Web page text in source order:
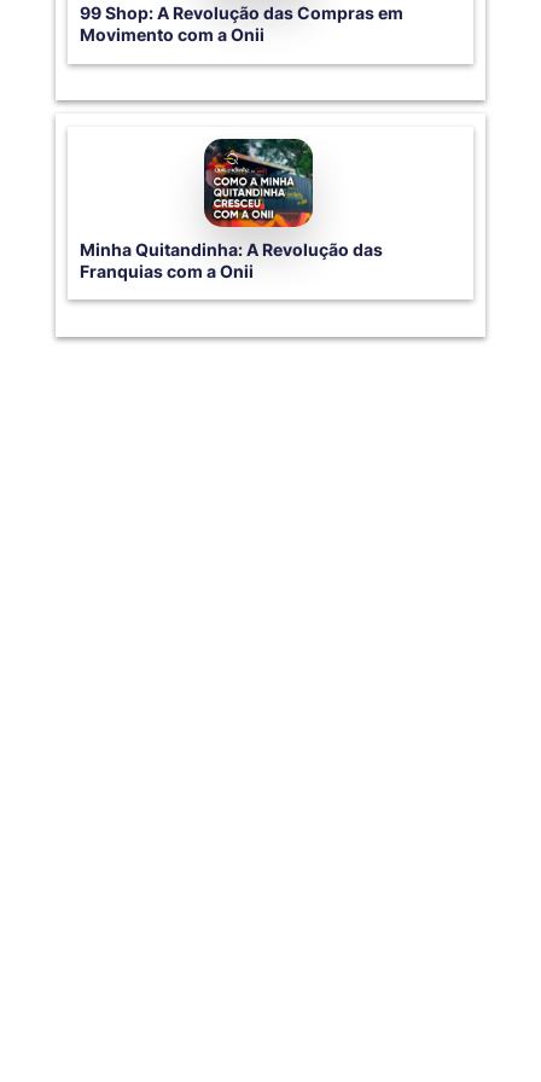
99 Shop: A Revolução das Compras em
Movimento com a Onii
Minha Quitandinha: A Revolução das
Franquias com a Onii